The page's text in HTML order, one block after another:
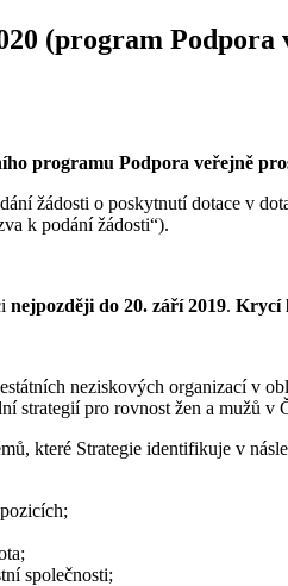
(program
programu Podpora veřejně
žádosti o poskytnutí dotace v
k podání žádosti“).
nejpozději do 20. září 2019. Krycí
neziskových organizací v
strategií pro rovnost žen a mužů v
které Strategie identifikuje v
společnosti;